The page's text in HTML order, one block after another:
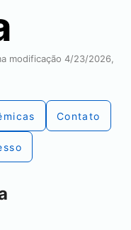
modificação 4/23/2026,
Contato